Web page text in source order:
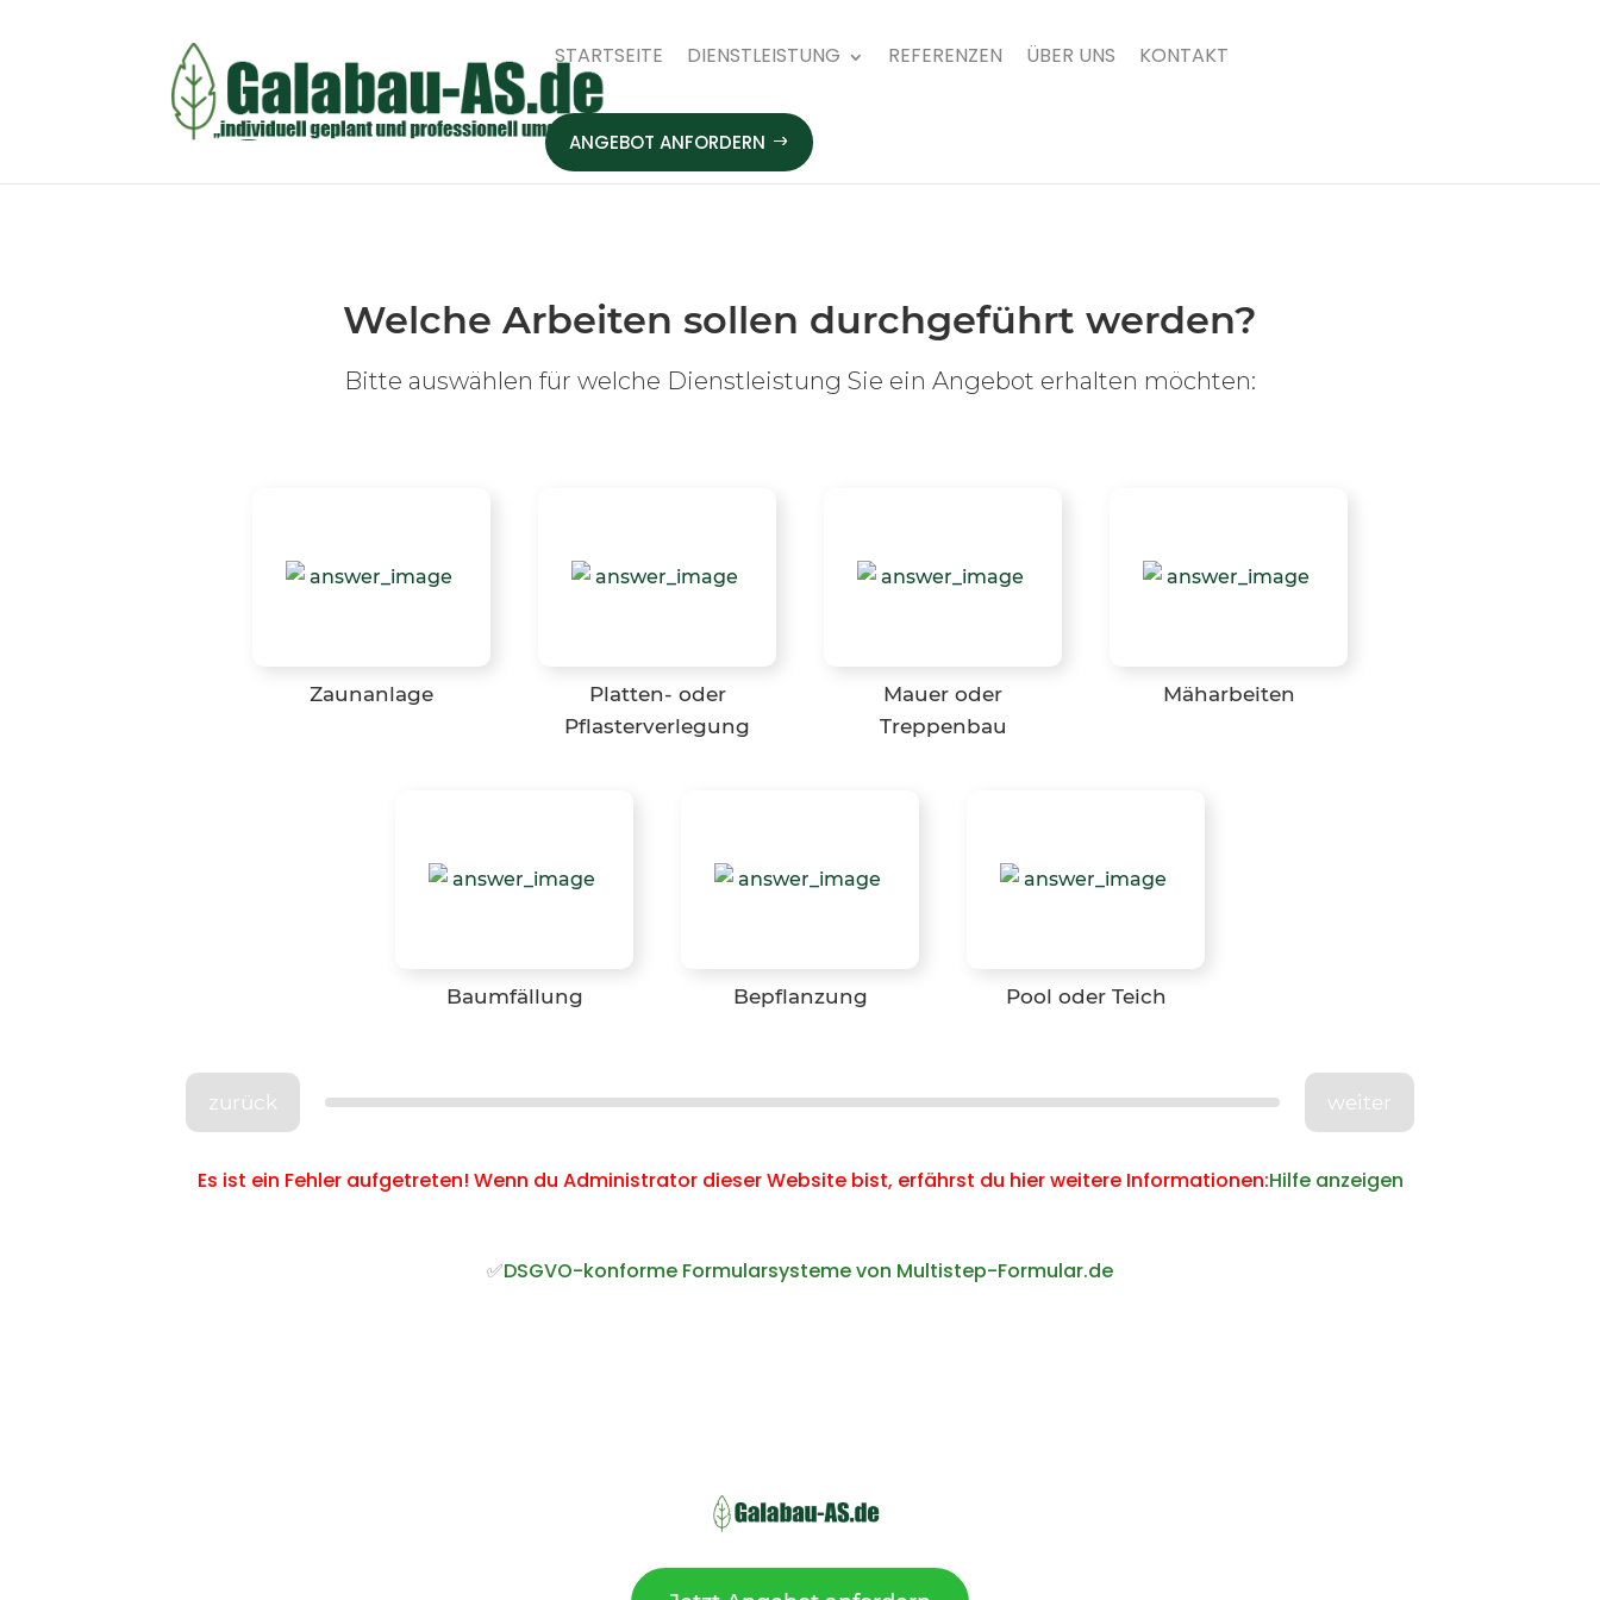
STARTSEITE DIENSTLEISTUNG REFERENZEN ÜBER UNS KONTAKT
ANGEBOT ANFORDERN
Welche Arbeiten sollen durchgeführt werden?
Bitte auswählen für welche Dienstleistung Sie ein Angebot erhalten möchten:
Zaunanlage
Platten- oder
Pflasterverlegung
Mauer oder
Treppenbau
Mäharbeiten
Baumfällung Bepflanzung Pool oder Teich
zurück weiter
Es ist ein Fehler aufgetreten! Wenn du Administrator dieser Website bist, erfährst du hier weitere Informationen:Hilfe anzeigen
✅DSGVO-konforme Formularsysteme von Multistep-Formular.de